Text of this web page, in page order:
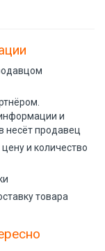
и
несёт продавец
и количество
товара